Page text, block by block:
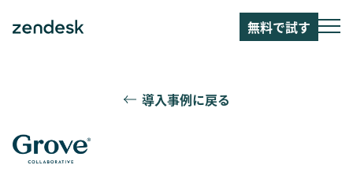
無料で試す
導入事例に戻る